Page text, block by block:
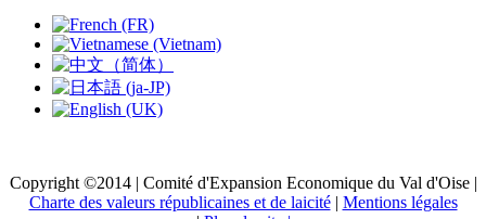
Copyright ©2014 | Comité d'Expansion Economique du Val d'Oise |
Charte des valeurs républicaines et de laicité| Mentions légales